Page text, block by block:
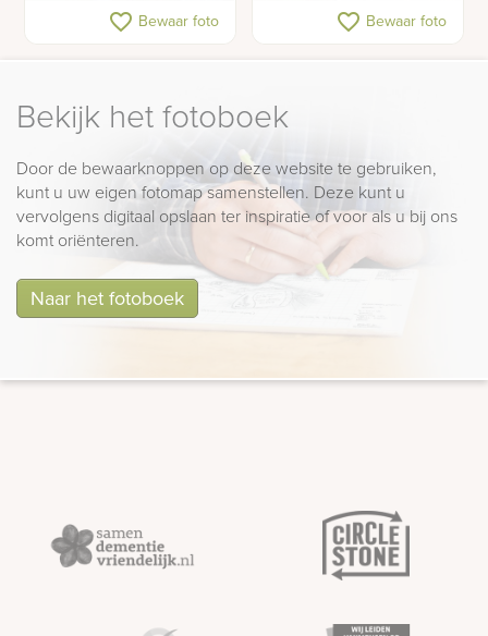
kindermonument met
favorite_border Bewaar foto Ronde grafsteen
favorite_border Bewaar foto
Bekijk het fotoboek
Door de bewaarknoppen op deze website te gebruiken,
kunt u uw eigen fotomap samenstellen. Deze kunt u
vervolgens digitaal opslaan ter inspiratie of voor als u bij ons
komt oriënteren.
Naar het fotoboek